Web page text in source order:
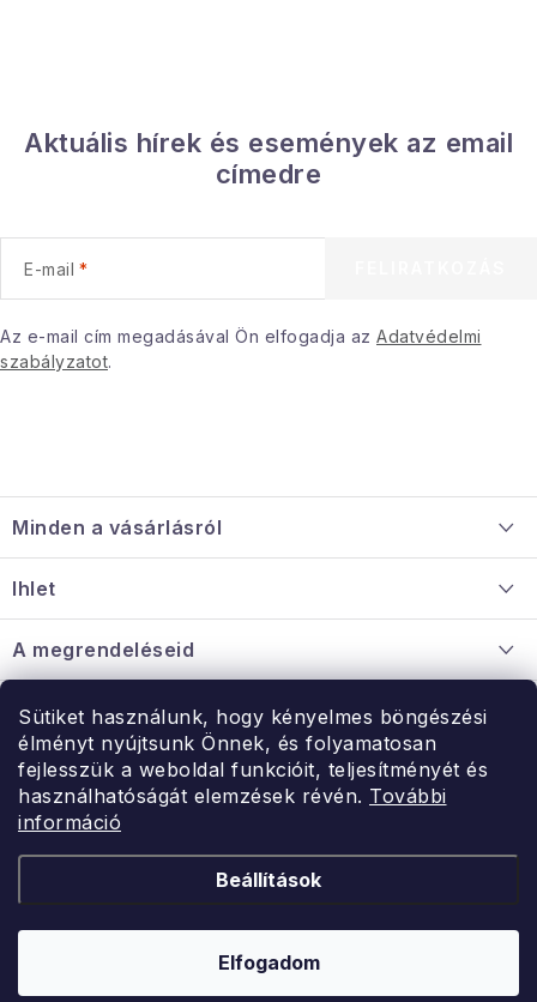
Sütiket használunk, hogy kényelmes böngészési
élményt nyújtsunk Önnek, és folyamatosan
fejlesszük a weboldal funkcióit, teljesítményét és
használhatóságát elemzések révén. További
információ
Beállítások
Elfogadom
s
e
m
e
i
Aktuális hírek és események az email
címedre
E-mail
Az e-mail cím megadásával Ön elfogadja az Adatvédelmi
szabályzatot.
á
b
é
c
Minden a vásárlásról
Információ a mellékletről
Nagykereskedelmi együttműködés
Ihlet
A megrendeléseid
Érintkezés
Rendelésem
Érintkezés
Hé-Pé: 9:00-15:00
uzlet@modernvasarlas.hu
Kereskedelem feltételei
ModernVasarlas.hu. Minden jog fenntartva.